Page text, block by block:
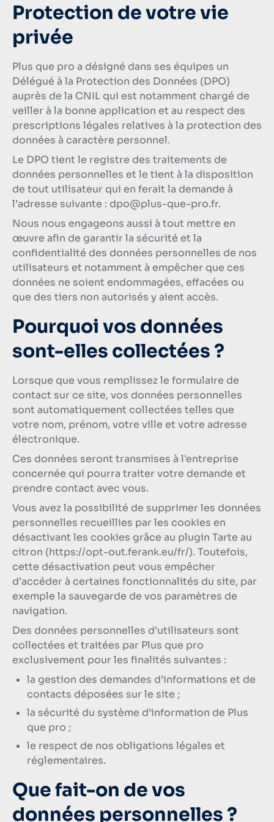
Protection de votre vie
privée
Plus que pro a désigné dans ses équipes un
Délégué à la Protection des Données (DPO)
auprès de la CNIL qui est notamment chargé de
veiller à la bonne application et au respect des
prescriptions légales relatives à la protection des
données à caractère personnel.
Le DPO tient le registre des traitements de
données personnelles et le tient à la disposition
de tout utilisateur qui en ferait la demande à
l’adresse suivante : dpo@plus-que-pro.fr.
Nous nous engageons aussi à tout mettre en
œuvre afin de garantir la sécurité et la
confidentialité des données personnelles de nos
utilisateurs et notamment à empêcher que ces
données ne soient endommagées, effacées ou
que des tiers non autorisés y aient accès.
Pourquoi vos données
sont-elles collectées ?
Lorsque que vous remplissez le formulaire de
contact sur ce site, vos données personnelles
sont automatiquement collectées telles que
votre nom, prénom, votre ville et votre adresse
électronique.
Ces données seront transmises à l'entreprise
concernée qui pourra traiter votre demande et
prendre contact avec vous.
Vous avez la possibilité de supprimer les données
personnelles recueillies par les cookies en
désactivant les cookies grâce au plugin Tarte au
citron (https://opt-out.ferank.eu/fr/). Toutefois,
cette désactivation peut vous empêcher
d’accéder à certaines fonctionnalités du site, par
exemple la sauvegarde de vos paramètres de
navigation.
Des données personnelles d’utilisateurs sont
collectées et traitées par Plus que pro
exclusivement pour les finalités suivantes :
la gestion des demandes d’informations et de
contacts déposées sur le site ;
la sécurité du système d’information de Plus
que pro ;
le respect de nos obligations légales et
réglementaires.
Que fait-on de vos
données personnelles ?